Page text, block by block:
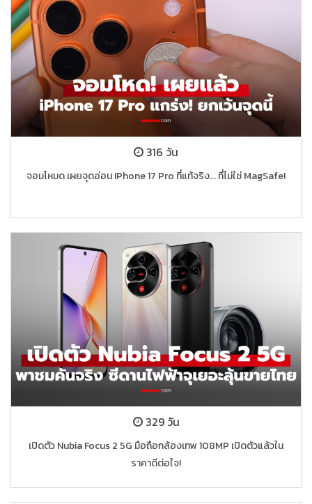
316 วัน
จอมโหมด เผยจุดอ่อน IPhone 17 Pro ที่แท้จริง... ที่ไม่ใช่ MagSafe!
329 วัน
เปิดตัว Nubia Focus 2 5G มือถือกล้องเทพ 108MP เปิดตัวแล้วใน
ราคาดีต่อใจ!